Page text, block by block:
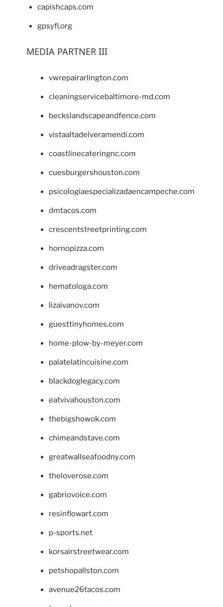
capishcaps.com
gpsyfl.org
MEDIA PARTNER III
vwrepairarlington.com
cleaningservicebaltimore-md.com
beckslandscapeandfence.com
vistaaltadelveramendi.com
coastlinecateringnc.com
cuesburgershouston.com
psicologiaespecializadaencampeche.com
dmtacos.com
crescentstreetprinting.com
hornopizza.com
driveadragster.com
hematologa.com
lizaivanov.com
guesttinyhomes.com
home-plow-by-meyer.com
palatelatincuisine.com
blackdoglegacy.com
eatvivahouston.com
thebigshowok.com
chimeandstave.com
greatwallseafoodny.com
theloverose.com
gabriovoice.com
resinflowart.com
p-sports.net
korsairstreetwear.com
petshopallston.com
avenue26tacos.com